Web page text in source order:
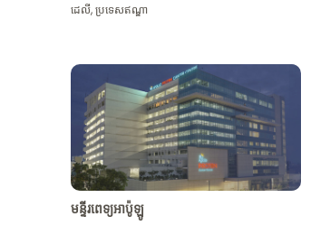
ដេលី,ប្រទេសឥណ្ឌា
មន្ទីរពេទ្យអាប៉ូឡូ